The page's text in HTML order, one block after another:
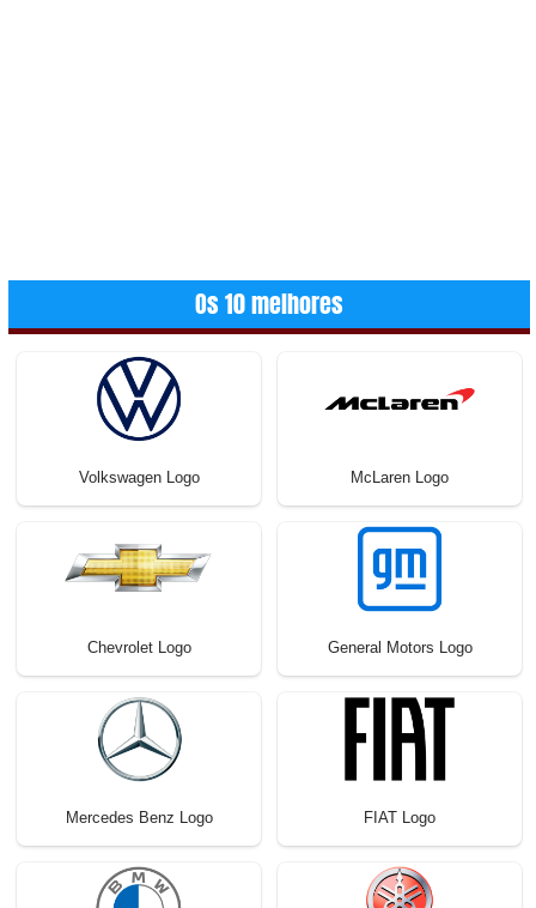
Os 10 melhores
Volkswagen Logo McLaren Logo
Chevrolet Logo General Motors Logo
Mercedes Benz Logo FIAT Logo